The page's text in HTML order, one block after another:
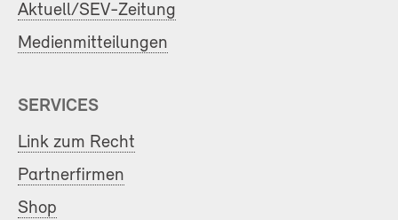
Aktuell/SEV-Zeitung
Medienmitteilungen
SERVICES
Link zum Recht
Partnerfirmen
Shop